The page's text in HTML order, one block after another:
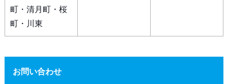
町・清月町・桜
町・川東
お問い合わせ